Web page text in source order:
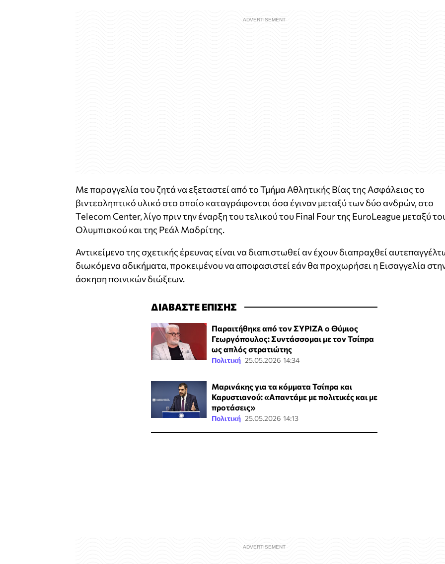
Με παραγγελία του ζητά να εξεταστεί από το Τμήμα Αθλητικής Βίας της Ασφάλειας το
βιντεοληπτικό υλικό στο οποίο καταγράφονται όσα έγιναν μεταξύ των δύο ανδρών, στο
Telecom Center, λίγο πριν την έναρξη του τελικού του Final Four της EuroLeague μεταξύ
Ολυμπιακού και της Ρεάλ Μαδρίτης.
Αντικείμενο της σχετικής έρευνας είναι να διαπιστωθεί αν έχουν διαπραχθεί
διωκόμενα αδικήματα, προκειμένου να αποφασιστεί εάν θα προχωρήσει η Εισαγγελία
άσκηση ποινικών διώξεων.
ΔΙΑΒΑΣΤΕ ΕΠΙΣΗΣ
Παραιτήθηκε από τον ΣΥΡΙΖΑ ο Θύμιος
Γεωργόπουλος: Συντάσσομαι με τον Τσίπρα
ως απλός στρατιώτης
Πολιτική 25.05.2026 14:34
Μαρινάκης για τα κόμματα Τσίπρα και
Καρυστιανού: «Απαντάμε με πολιτικές και με
προτάσεις»
Πολιτική 25.05.2026 14:13